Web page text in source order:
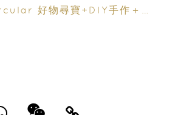
好物尋寶+DIY手作＋慈